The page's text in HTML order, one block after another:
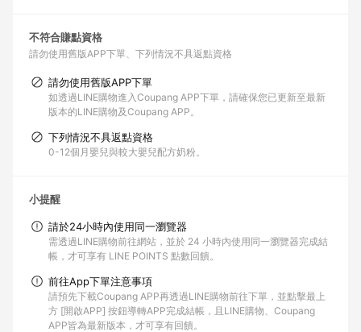
不符合賺點資格
請勿使用舊版APP下單 下列情況不具返點資格
請勿使用舊版APP下單
如透過LINE購物進入Coupang APP下單，請確保您已更新至最新
版本的LINE購物及Coupang APP。
下列情況不具返點資格
0-12個月嬰兒與較大嬰兒配方奶粉。
小提醒
請於24小時內使用同一瀏覽器
需透過LINE購物前往網站，並於 24 小時內使用同一瀏覽器完成結
帳，才可享有 LINE POINTS 點數回饋。
前往App下單注意事項
請預先下載Coupang APP再透過LINE購物前往下單，並點擊最上
方 [開啟APP] 按鈕導轉APP完成結帳，且LINE購物、Coupang
APP皆為最新版本，才可享有回饋。